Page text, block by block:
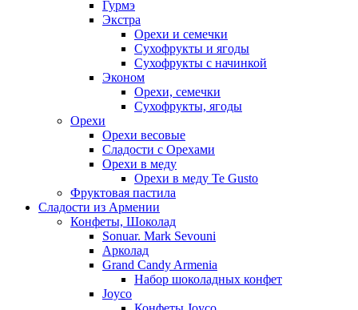
Гурмэ
Экстра
Орехи и семечки
Сухофрукты и ягоды
Сухофрукты с начинкой
Эконом
Орехи, семечки
Сухофрукты, ягоды
Орехи
Орехи весовые
Сладости с Орехами
Орехи в меду
Орехи в меду Te Gusto
Фруктовая пастила
Сладости из Армении
Конфеты, Шоколад
Sonuar. Mark Sevouni
Арколад
Grand Candy Armenia
Набор шоколадных конфет
Joyco